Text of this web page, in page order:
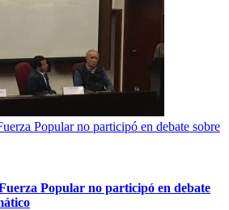
Popular no participó en debate sobre
Popular no participó en debate